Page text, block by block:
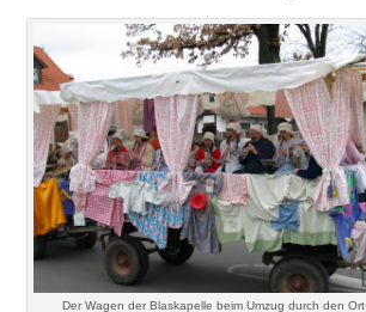
Der Wagen der Blaskapelle beim Umzug durch den Ort